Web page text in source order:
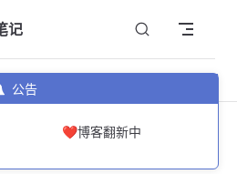
公告
❤️博客翻新中
记
返回顶部